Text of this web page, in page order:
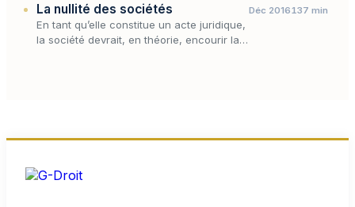
de procédure,…
La nullité des sociétés
En tant qu’elle constitue un acte juridique,
la société devrait, en théorie, encourir la
Déc 2016137 min